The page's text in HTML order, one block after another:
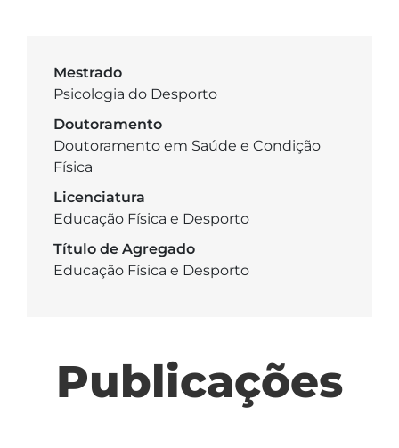
Mestrado
Psicologia do Desporto
Doutoramento
Doutoramento em Saúde e Condição
Física
Licenciatura
Educação Física e Desporto
Título de Agregado
Educação Física e Desporto
Publicações